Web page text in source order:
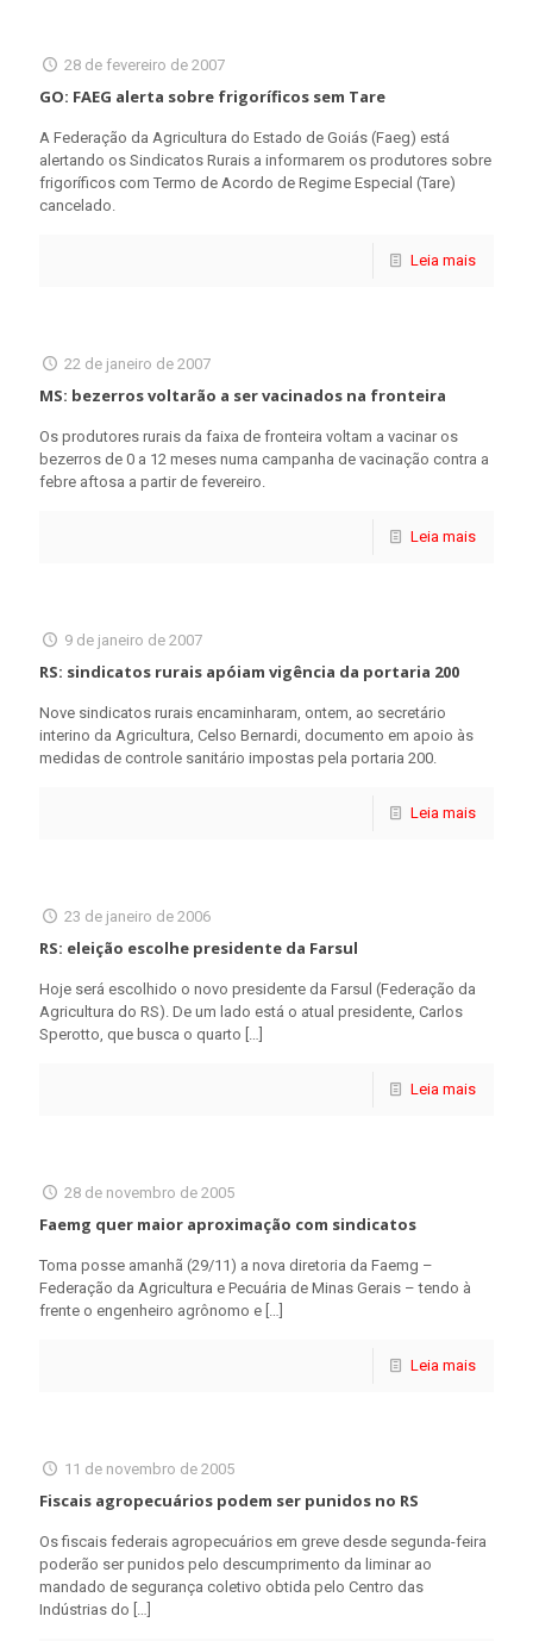
28 de fevereiro de 2007
GO: FAEG alerta sobre frigoríficos sem Tare
A Federação da Agricultura do Estado de Goiás (Faeg) está
alertando os Sindicatos Rurais a informarem os produtores sobre
frigoríficos com Termo de Acordo de Regime Especial (Tare)
cancelado.
Leia mais
22 de janeiro de 2007
MS: bezerros voltarão a ser vacinados na fronteira
Os produtores rurais da faixa de fronteira voltam a vacinar os
bezerros de 0 a 12 meses numa campanha de vacinação contra a
febre aftosa a partir de fevereiro.
Leia mais
9 de janeiro de 2007
RS: sindicatos rurais apóiam vigência da portaria 200
Nove sindicatos rurais encaminharam, ontem, ao secretário
interino da Agricultura, Celso Bernardi, documento em apoio às
medidas de controle sanitário impostas pela portaria 200.
Leia mais
23 de janeiro de 2006
RS: eleição escolhe presidente da Farsul
Hoje será escolhido o novo presidente da Farsul (Federação da
Agricultura do RS). De um lado está o atual presidente, Carlos
Sperotto, que busca o quarto […]
Leia mais
28 de novembro de 2005
Faemg quer maior aproximação com sindicatos
Toma posse amanhã (29/11) a nova diretoria da Faemg –
Federação da Agricultura e Pecuária de Minas Gerais – tendo à
frente o engenheiro agrônomo e […]
Leia mais
11 de novembro de 2005
Fiscais agropecuários podem ser punidos no RS
Os fiscais federais agropecuários em greve desde segunda-feira
poderão ser punidos pelo descumprimento da liminar ao
mandado de segurança coletivo obtida pelo Centro das
Indústrias do […]